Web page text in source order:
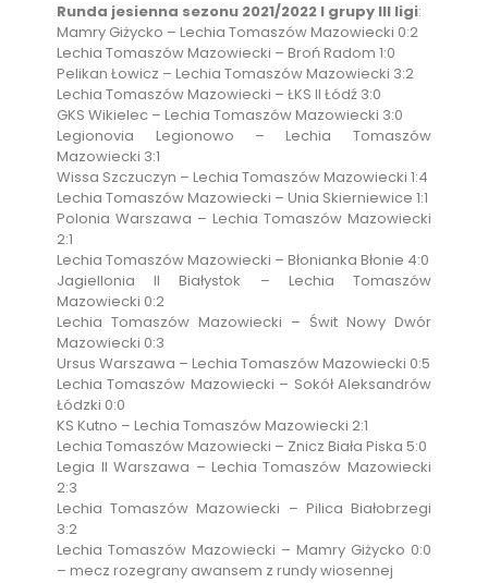
Runda jesienna sezonu 2021/2022 I grupy III ligi:
Mamry Giżycko – Lechia Tomaszów Mazowiecki 0:2
Lechia Tomaszów Mazowiecki – Broń Radom 1:0
Pelikan Łowicz – Lechia Tomaszów Mazowiecki 3:2
Lechia Tomaszów Mazowiecki – ŁKS II Łódź 3:0
GKS Wikielec – Lechia Tomaszów Mazowiecki 3:0
Legionovia Legionowo – Lechia Tomaszów
Mazowiecki 3:1
Wissa Szczuczyn – Lechia Tomaszów Mazowiecki 1:4
Lechia Tomaszów Mazowiecki – Unia Skierniewice 1:1
Polonia Warszawa – Lechia Tomaszów Mazowiecki
2:1
Lechia Tomaszów Mazowiecki – Błonianka Błonie 4:0
Jagiellonia II Białystok – Lechia Tomaszów
Mazowiecki 0:2
Lechia Tomaszów Mazowiecki – Świt Nowy Dwór
Mazowiecki 0:3
Ursus Warszawa – Lechia Tomaszów Mazowiecki 0:5
Lechia Tomaszów Mazowiecki – Sokół Aleksandrów
Łódzki 0:0
KS Kutno – Lechia Tomaszów Mazowiecki 2:1
Lechia Tomaszów Mazowiecki – Znicz Biała Piska 5:0
Legia II Warszawa – Lechia Tomaszów Mazowiecki
2:3
Lechia Tomaszów Mazowiecki – Pilica Białobrzegi
3:2
Lechia Tomaszów Mazowiecki – Mamry Giżycko 0:0
– mecz rozegrany awansem z rundy wiosennej